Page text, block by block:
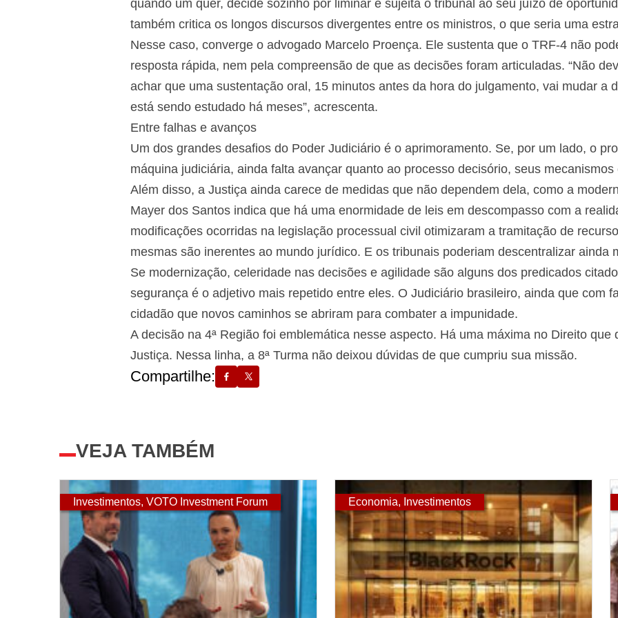
quando um quer, decide sozinho por liminar e sujeita o tribunal ao seu juízo de
também critica os longos discursos divergentes entre os ministros, o que seria uma
Nesse caso, converge o advogado Marcelo Proença. Ele sustenta que o TRF-4 não
resposta rápida, nem pela compreensão de que as decisões foram articuladas. “Não
achar que uma sustentação oral, 15 minutos antes da hora do julgamento, vai mudar a
está sendo estudado há meses”, acrescenta.
Entre falhas e avanços
Um dos grandes desafios do Poder Judiciário é o aprimoramento. Se, por um lado, o
máquina judiciária, ainda falta avançar quanto ao processo decisório, seus
Além disso, a Justiça ainda carece de medidas que não dependem dela, como a
Mayer dos Santos indica que há uma enormidade de leis em descompasso com a
modificações ocorridas na legislação processual civil otimizaram a tramitação de
mesmas são inerentes ao mundo jurídico. E os tribunais poderiam descentralizar ainda
Se modernização, celeridade nas decisões e agilidade são alguns dos predicados
segurança é o adjetivo mais repetido entre eles. O Judiciário brasileiro, ainda que com
cidadão que novos caminhos se abriram para combater a impunidade.
A decisão na 4ª Região foi emblemática nesse aspecto. Há uma máxima no Direito que
Justiça. Nessa linha, a 8ª Turma não deixou dúvidas de que cumpriu sua missão.
Compartilhe:
VEJA TAMBÉM
Investimentos, VOTO Investment Forum Economia, Investimentos